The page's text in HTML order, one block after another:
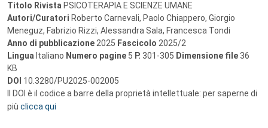
Titolo Rivista PSICOTERAPIA E SCIENZE UMANE
Autori/Curatori Roberto Carnevali, Paolo Chiappero, Giorgio
Meneguz, Fabrizio Rizzi, Alessandra Sala, Francesca Tondi
Anno di pubblicazione 2025 Fascicolo 2025/2
Lingua Italiano Numero pagine 5 P. 301-305 Dimensione file 36
KB
DOI 10.3280/PU2025-002005
Il DOI è il codice a barre della proprietà intellettuale: per saperne di
più clicca qui